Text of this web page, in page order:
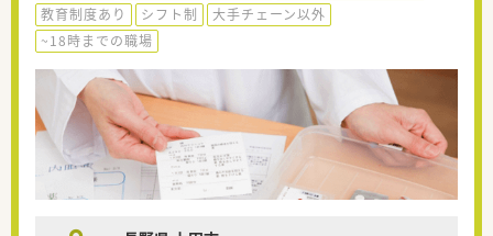
教育制度あり
シフト制
大手チェーン以外
~18時までの職場